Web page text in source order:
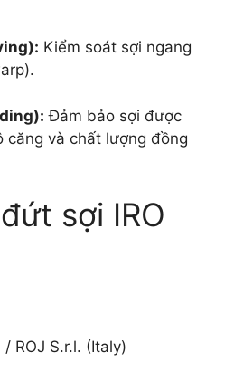
Kiểm soát sợi ngang
Đảm bảo sợi được
căng và chất lượng đồng
sợi IRO
/ ROJ S.r.l. (Italy)